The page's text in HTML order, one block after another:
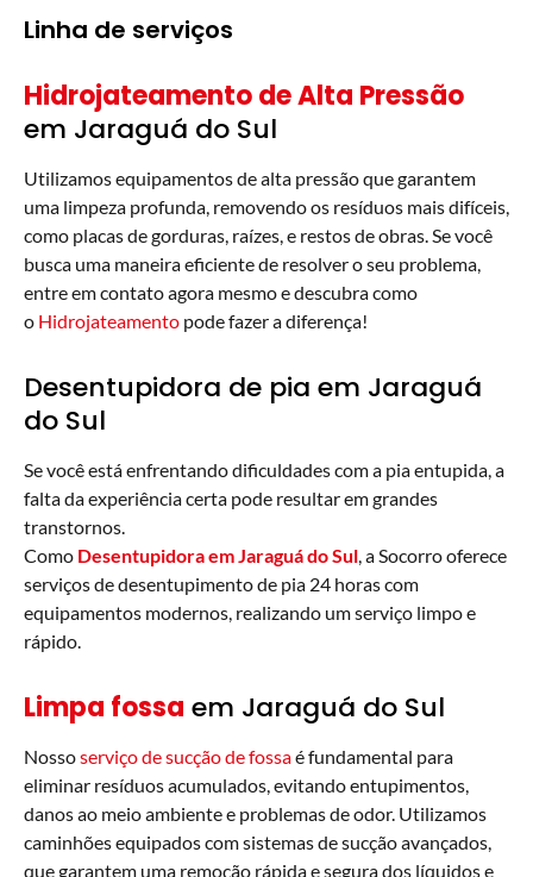
Linha de serviços
Hidrojateamento de Alta Pressão
em Jaraguá do Sul
Utilizamos equipamentos de alta pressão que garantem
uma limpeza profunda, removendo os resíduos mais difíceis,
como placas de gorduras, raízes, e restos de obras. Se você
busca uma maneira eficiente de resolver o seu problema,
entre em contato agora mesmo e descubra como
o Hidrojateamento pode fazer a diferença!
Desentupidora de pia em Jaraguá
do Sul
Se você está enfrentando dificuldades com a pia entupida, a
falta da experiência certa pode resultar em grandes
transtornos.
Como Desentupidora em Jaraguá do Sul , a Socorro oferece
serviços de desentupimento de pia 24 horas com
equipamentos modernos, realizando um serviço limpo e
rápido.
Limpa fossa em Jaraguá do Sul
Nossoserviço de sucção de fossaé fundamental para
eliminar resíduos acumulados, evitando entupimentos,
danos ao meio ambiente e problemas de odor. Utilizamos
caminhões equipados com sistemas de sucção avançados,
que garantem uma remoção rápida e segura dos líquidos e